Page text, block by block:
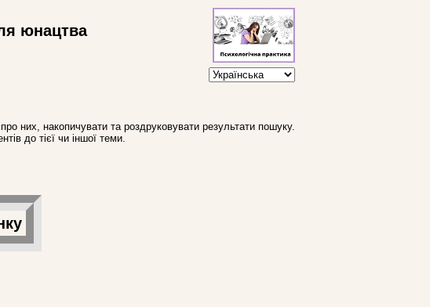
юнацтва
них, накопичувати та роздруковувати результати пошуку.
до тієї чи іншої теми.